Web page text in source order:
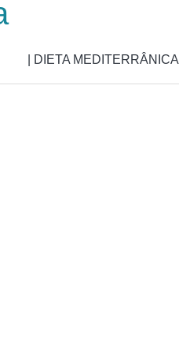
| DIETA MEDITERRÂNICA |